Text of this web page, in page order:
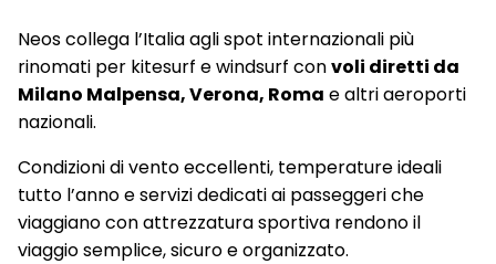
Neos collega l’Italia agli spot internazionali più
rinomati per kitesurf e windsurf convoli diretti da
Milano Malpensa, Verona, Roma e altri aeroporti
nazionali.
Condizioni di vento eccellenti, temperature ideali
tutto l’anno e servizi dedicati ai passeggeri che
viaggiano con attrezzatura sportiva rendono il
viaggio semplice, sicuro e organizzato.